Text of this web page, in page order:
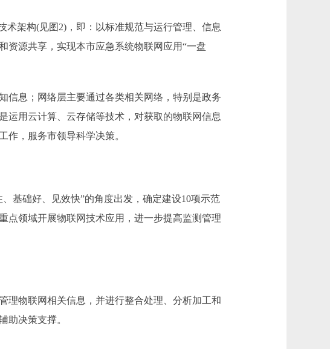
架构(见图2)，即：以标准规范与运行管理、信息
资源共享，实现本市应急系统物联网应用“一盘
息；网络层主要通过各类相关网络，特别是政务
运用云计算、云存储等技术，对获取的物联网信息
作，服务市领导科学决策。
础好、见效快”的角度出发，确定建设10项示范
点领域开展物联网技术应用，进一步提高监测管理
物联网相关信息，并进行整合处理、分析加工和
助决策支撑。